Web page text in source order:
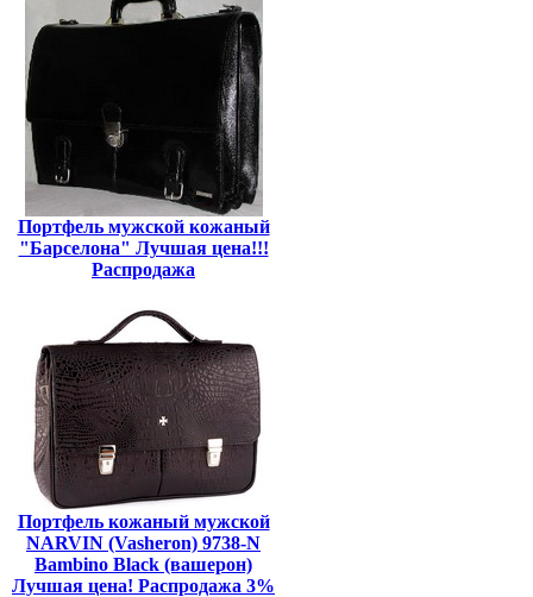
Портфель мужской кожаный
"Барселона" Лучшая цена!!!
Распродажа
Портфель кожаный мужской
NARVIN (Vasheron) 9738-N
Bambino Black (вашерон)
Лучшая цена! Распродажа 3%